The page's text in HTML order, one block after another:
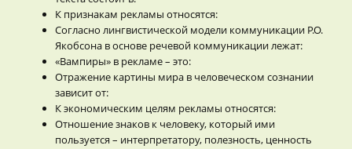
К признакам рекламы относятся:
Согласно лингвистической модели коммуникации Р.О.
Якобсона в основе речевой коммуникации лежат:
«Вампиры» в рекламе – это:
Отражение картины мира в человеческом сознании
зависит от:
К экономическим целям рекламы относятся:
Отношение знаков к человеку, который ими
пользуется – интерпретатору, полезность, ценность